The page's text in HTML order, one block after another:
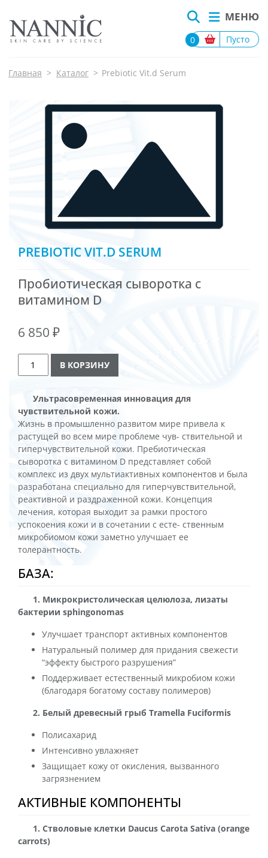
МЕНЮ
0 Пусто
Главная > Каталог > Prebiotic Vit.d Serum
PREBIOTIC VIT.D SERUM
Пробиотическая сыворотка с
витамином D
6 850 ₽
Количество
товара
Vit.d
Serum
В КОРЗИНУ
Ультрасовременная инновация для
чувствительной кожи.
Жизнь в промышленно развитом мире привела к
растущей во всем мире проблеме чув- ствительной и
гиперчувствительной кожи. Пребиотическая
сыворотка с витамином D представляет собой
комплекс из двух мультиактивных компонентов и была
разработана специально для гиперчувствительной,
реактивной и раздраженной кожи. Концепция
лечения, которая выходит за рамки простого
успокоения кожи и в сочетании с есте- ственным
микробиомом кожи заметно улучшает ее
толерантность.
БАЗА:
1. Микрокристолическая целюлоза, лизаты
бактерии sphingonomas
Улучшает транспорт активных компонентов
Натуральный полимер для придания свежести
“эффекту быстрого разрушения”
Поддерживает естественный микробиом кожи
(благодаря богатому составу полимеров)
2. Белый древесный грыб Tramella Fuciformis
Полисахарид
Интенсивно увлажняет
Защищает кожу от окисления, вызванного
загрязнением
АКТИВНЫЕ КОМПОНЕНТЫ
1. Стволовые клетки Daucus Carota Sativa (orange
carrots)